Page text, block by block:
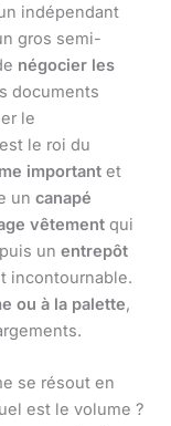
indépendant
gros semi-
négocier les
documents
le
le roi du
important et
un canapé
vêtement qui
un entrepôt
incontournable.
ou à la palette,
se résout en
est le volume ?